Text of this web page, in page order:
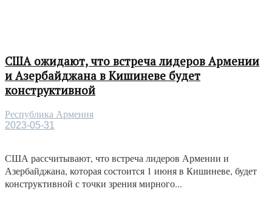
США ожидают, что встреча лидеров Армении
и Азербайджана в Кишиневе будет
конструктивной
Республика Армения
2023-05-31
США рассчитывают, что встреча лидеров Армении и
Азербайджана, которая состоится 1 июня в Кишиневе, будет
конструктивной с точки зрения мирного...